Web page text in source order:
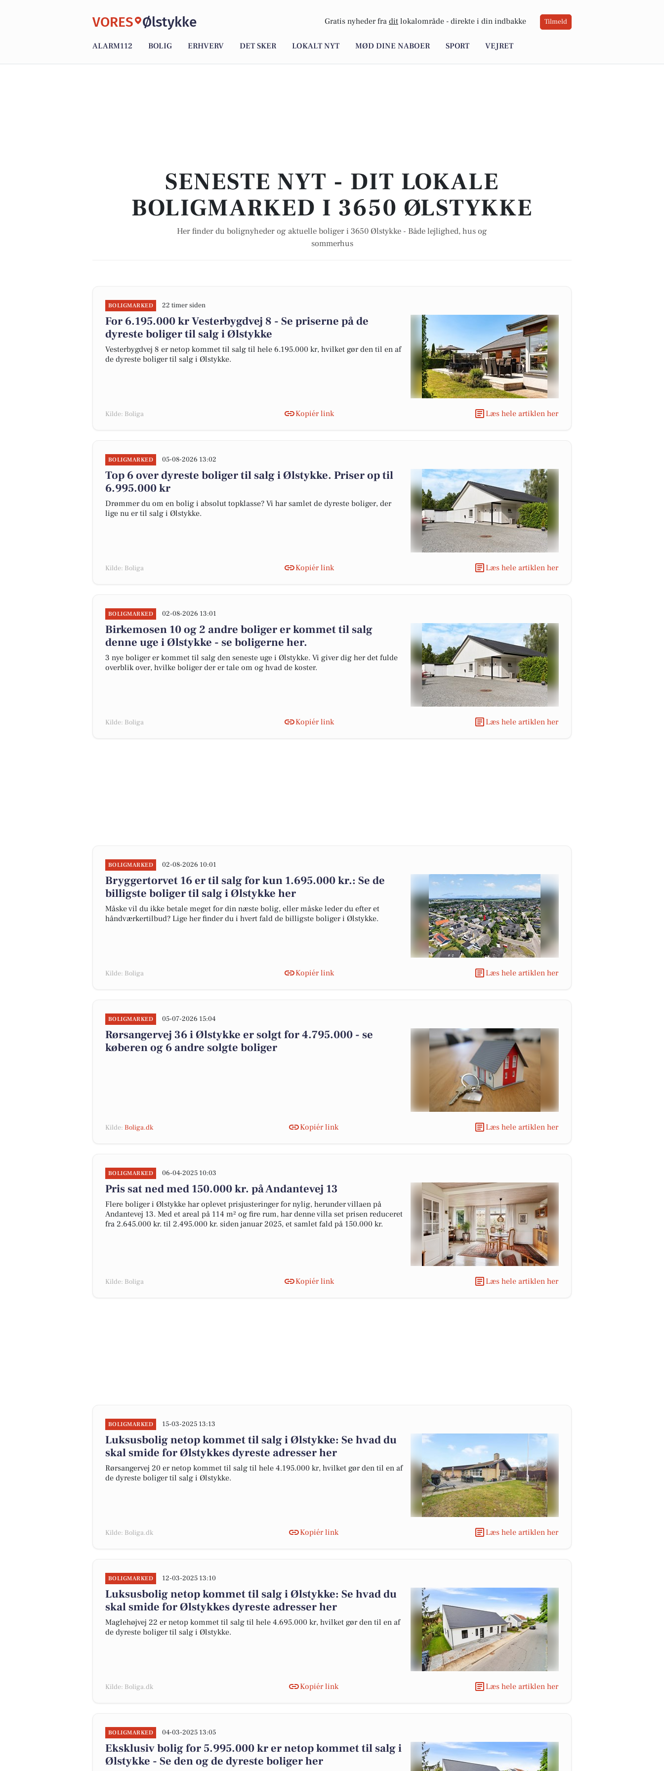
VORES Ølstykke Gratis nyheder fra dit lokalområde - direkte i din indbakke Tilmeld
ALARM112 BOLIG ERHVERV DET SKER LOKALT NYT MØD DINE NABOER SPORT VEJRET
SENESTE NYT - DIT LOKALE
BOLIGMARKED I 3650 ØLSTYKKE
Her finder du bolignyheder og aktuelle boliger i 3650 Ølstykke - Både lejlighed, hus og
sommerhus
BOLIGMARKED 22 timer siden
For 6.195.000 kr Vesterbygdvej 8 - Se priserne på de
dyreste boliger til salg i Ølstykke
Vesterbygdvej 8 er netop kommet til salg til hele 6.195.000 kr, hvilket gør den til en af
de dyreste boliger til salg i Ølstykke.
Kilde: Boliga Kopiér link Læs hele artiklen her
BOLIGMARKED 05-08-2026 13:02
Top 6 over dyreste boliger til salg i Ølstykke. Priser op til
6.995.000 kr
Drømmer du om en bolig i absolut topklasse? Vi har samlet de dyreste boliger, der
lige nu er til salg i Ølstykke.
Kilde: Boliga Kopiér link Læs hele artiklen her
BOLIGMARKED 02-08-2026 13:01
Birkemosen 10 og 2 andre boliger er kommet til salg
denne uge i Ølstykke - se boligerne her.
3 nye boliger er kommet til salg den seneste uge i Ølstykke. Vi giver dig her det fulde
overblik over, hvilke boliger der er tale om og hvad de koster.
Kilde: Boliga Kopiér link Læs hele artiklen her
BOLIGMARKED 02-08-2026 10:01
Bryggertorvet 16 er til salg for kun 1.695.000 kr.: Se de
billigste boliger til salg i Ølstykke her
Måske vil du ikke betale meget for din næste bolig, eller måske leder du efter et
håndværkertilbud? Lige her finder du i hvert fald de billigste boliger i Ølstykke.
Kilde: Boliga Kopiér link Læs hele artiklen her
BOLIGMARKED 05-07-2026 15:04
Rørsangervej 36 i Ølstykke er solgt for 4.795.000 - se
køberen og 6 andre solgte boliger
Kilde: Boliga.dk Kopiér link Læs hele artiklen her
BOLIGMARKED 06-04-2025 10:03
Pris sat ned med 150.000 kr. på Andantevej 13
Flere boliger i Ølstykke har oplevet prisjusteringer for nylig, herunder villaen på
Andantevej 13. Med et areal på 114 m² og fire rum, har denne villa set prisen reduceret
fra 2.645.000 kr. til 2.495.000 kr. siden januar 2025, et samlet fald på 150.000 kr.
Kilde: Boliga Kopiér link Læs hele artiklen her
BOLIGMARKED 15-03-2025 13:13
Luksusbolig netop kommet til salg i Ølstykke: Se hvad du
skal smide for Ølstykkes dyreste adresser her
Rørsangervej 20 er netop kommet til salg til hele 4.195.000 kr, hvilket gør den til en af
de dyreste boliger til salg i Ølstykke.
Kilde: Boliga.dk Kopiér link Læs hele artiklen her
BOLIGMARKED 12-03-2025 13:10
Luksusbolig netop kommet til salg i Ølstykke: Se hvad du
skal smide for Ølstykkes dyreste adresser her
Maglehøjvej 22 er netop kommet til salg til hele 4.695.000 kr, hvilket gør den til en af
de dyreste boliger til salg i Ølstykke.
Kilde: Boliga.dk Kopiér link Læs hele artiklen her
BOLIGMARKED 04-03-2025 13:05
Eksklusiv bolig for 5.995.000 kr er netop kommet til salg i
Ølstykke - Se den og de dyreste boliger her